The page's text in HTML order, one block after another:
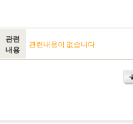
관련
내용
관련내용이 없습니다